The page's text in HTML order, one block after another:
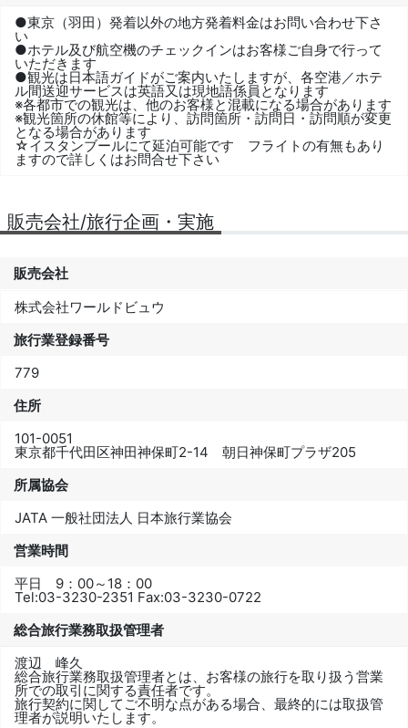
●東京（羽田）発着以外の地方発着料金はお問い合わせ下さ
い
●ホテル及び航空機のチェックインはお客様ご自身で行って
いただきます
●観光は日本語ガイドがご案内いたしますが、各空港／ホテ
ル間送迎サービスは英語又は現地語係員となります
※各都市での観光は、他のお客様と混載になる場合があります
※観光箇所の休館等により、訪問箇所・訪問日・訪問順が変更
となる場合があります
☆イスタンブールにて延泊可能です フライトの有無もあり
ますので詳しくはお問合せ下さい
販売会社/旅行企画・実施
販売会社
株式会社ワールドビュウ
旅行業登録番号
779
住所
101-0051
東京都千代田区神田神保町2-14 朝日神保町プラザ205
所属協会
JATA 一般社団法人 日本旅行業協会
営業時間
平日 9：00～18：00
Tel:03-3230-2351 Fax:03-3230-0722
総合旅行業務取扱管理者
渡辺 峰久
総合旅行業務取扱管理者とは、お客様の旅行を取り扱う営業
所での取引に関する責任者です。
旅行契約に関してご不明な点がある場合、最終的には取扱管
理者が説明いたします。